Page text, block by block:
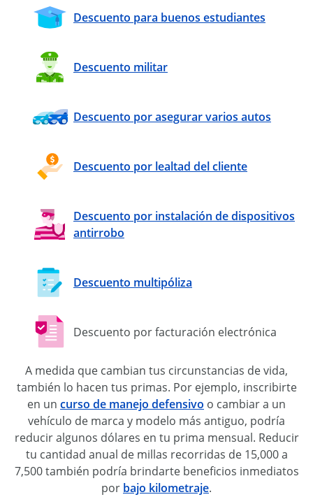
Descuento para buenos estudiantes
Descuento militar
Descuento por asegurar varios autos
Descuento por lealtad del cliente
Descuento por instalación de dispositivos
antirrobo
Descuento multipóliza
Descuento por facturación electrónica
A medida que cambian tus circunstancias de vida,
también lo hacen tus primas. Por ejemplo, inscribirte
en un curso de manejo defensivo o cambiar a un
vehículo de marca y modelo más antiguo, podría
reducir algunos dólares en tu prima mensual. Reducir
tu cantidad anual de millas recorridas de 15,000 a
7,500 también podría brindarte beneficios inmediatos
por bajo kilometraje.